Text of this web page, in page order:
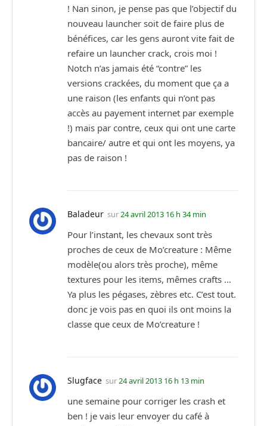
! Nan sinon, je pense pas que l’objectif du
nouveau launcher soit de faire plus de
bénéfices, car les gens auront vite fait de
refaire un launcher crack, crois moi !
Notch n’as jamais été “contre” les
versions crackées, du moment que ça a
une raison (les enfants qui n’ont pas
accès au payement internet par exemple
!) mais par contre, ceux qui ont une carte
bancaire/ autre et qui ont les moyens, ya
pas de raison !
Baladeur sur24 avril 2013 16 h 34 min
Pour l’instant, les chevaux sont très
proches de ceux de Mo’creature : Même
modèle(ou alors très proche), même
textures pour les items, mêmes crafts …
Ya plus les pégases, zèbres etc. C’est tout.
donc je vois pas en quoi ils ont moins la
classe que ceux de Mo’creature !
Slugface sur24 avril 2013 16 h 13 min
une semaine pour corriger les crash et
ben ! je vais leur envoyer du café à